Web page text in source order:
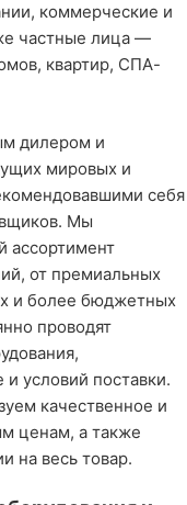
коммерческие и
частные лица —
квартир, СПА-
дилером и
мировых и
себя
Мы
ассортимент
от премиальных
и более бюджетных
проводят
условий поставки.
качественное и
ценам, а также
на весь товар.